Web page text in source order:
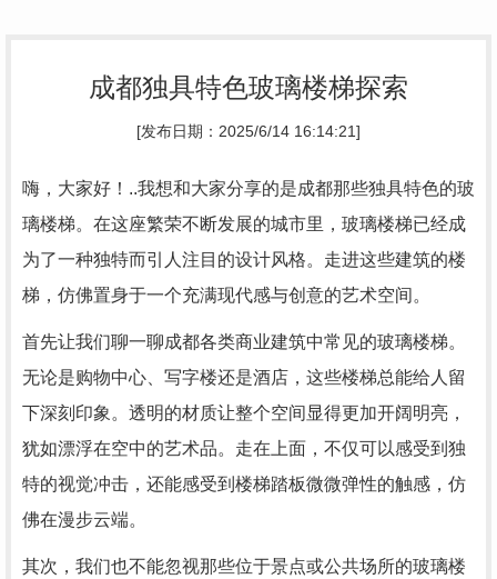
成都独具特色玻璃楼梯探索
[发布日期：2025/6/14 16:14:21]
嗨，大家好！..我想和大家分享的是成都那些独具特色的玻
璃楼梯。在这座繁荣不断发展的城市里，玻璃楼梯已经成
为了一种独特而引人注目的设计风格。走进这些建筑的楼
梯，仿佛置身于一个充满现代感与创意的艺术空间。
首先让我们聊一聊成都各类商业建筑中常见的玻璃楼梯。
无论是购物中心、写字楼还是酒店，这些楼梯总能给人留
下深刻印象。透明的材质让整个空间显得更加开阔明亮，
犹如漂浮在空中的艺术品。走在上面，不仅可以感受到独
特的视觉冲击，还能感受到楼梯踏板微微弹性的触感，仿
佛在漫步云端。
其次，我们也不能忽视那些位于景点或公共场所的玻璃楼